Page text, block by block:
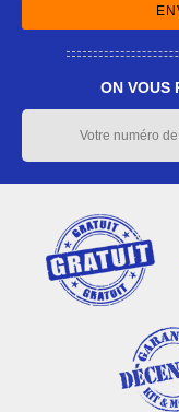
ON VOUS